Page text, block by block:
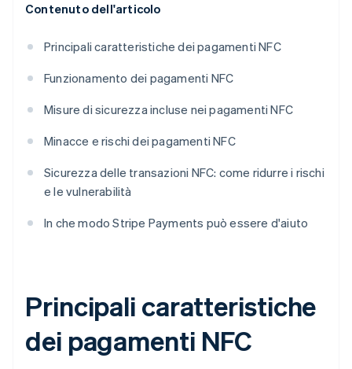
Contenuto dell'articolo
Principali caratteristiche dei pagamenti NFC
Funzionamento dei pagamenti NFC
Misure di sicurezza incluse nei pagamenti NFC
Minacce e rischi dei pagamenti NFC
Sicurezza delle transazioni NFC: come ridurre i rischi
e le vulnerabilità
In che modo Stripe Payments può essere d'aiuto
Principali caratteristiche
dei pagamenti NFC